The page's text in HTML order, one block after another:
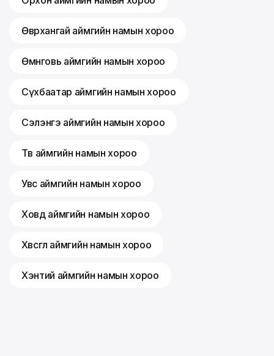
Өвөрхангай аймгийн намын хороо
Өмнөговь аймгийн намын хороо
Сүхбаатар аймгийн намын хороо
Сэлэнгэ аймгийн намын хороо
Төв аймгийн намын хороо
Увс аймгийн намын хороо
Ховд аймгийн намын хороо
Хөвсгөл аймгийн намын хороо
Хэнтий аймгийн намын хороо